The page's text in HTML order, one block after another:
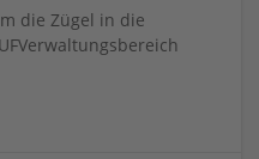
die Zügel in die